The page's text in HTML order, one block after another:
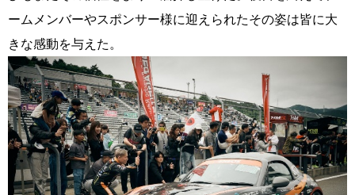
ームメンバーやスポンサー様に迎えられたその姿は皆に大
きな感動を与えた。